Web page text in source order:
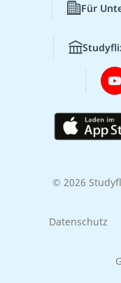
Für
© 2026
Datenschutz